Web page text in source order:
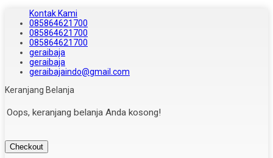
Kontak Kami
085864621700
085864621700
085864621700
geraibaja
geraibaja
geraibajaindo@gmail.com
Keranjang Belanja
Oops, keranjang belanja Anda kosong!
Checkout